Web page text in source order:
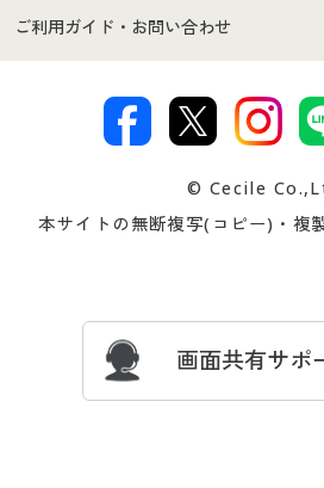
セシールご利用規約
著作権・商標について 会社
商品カテゴリ
プレゼント＆キャンペーン サイ
ご利用ガイド・お問い合わせ
交換・返品は お支
ついて
忘れ
© Cecile
本サイトの無断複写(コピー)・複
画面共有サポ